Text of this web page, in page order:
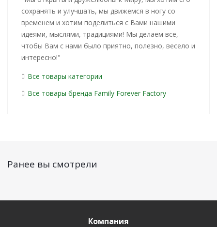
сохранять и улучшать, мы движемся в ногу со
временем и хотим поделиться с Вами нашими
идеями, мыслями, традициями! Мы делаем все,
чтобы Вам с нами было приятно, полезно, весело и
интересно!"
Все товары категории
Все товары бренда Family Forever Factory
Ранее вы смотрели
Компания